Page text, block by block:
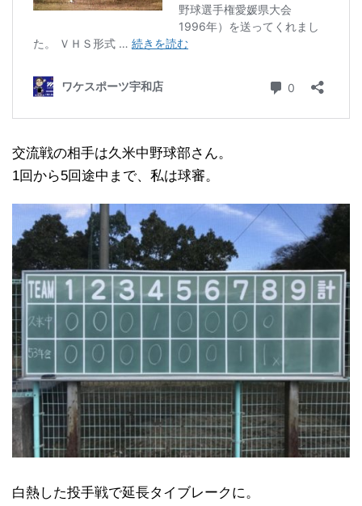
交流戦の相手は久米中野球部さん。
1回から5回途中まで、私は球審。
白熱した投手戦で延長タイブレークに。